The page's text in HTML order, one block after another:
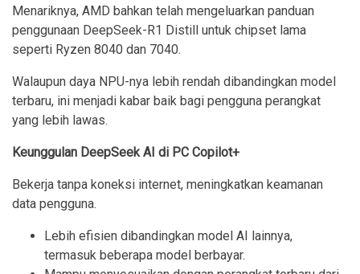
Menariknya, AMD bahkan telah mengeluarkan panduan
penggunaan DeepSeek-R1 Distill untuk chipset lama
seperti Ryzen 8040 dan 7040.
Walaupun daya NPU-nya lebih rendah dibandingkan model
terbaru, ini menjadi kabar baik bagi pengguna perangkat
yang lebih lawas.
Keunggulan DeepSeek AI di PC Copilot+
Bekerja tanpa koneksi internet, meningkatkan keamanan
data pengguna.
Lebih efisien dibandingkan model AI lainnya,
termasuk beberapa model berbayar.